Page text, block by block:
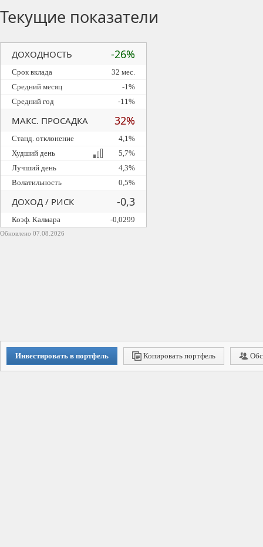
Текущие показатели
Обновлено 07.08.2026
ДОХОДНОСТЬ -26%
Срок вклада
32 мес.
Средний месяц
-1%
Средний год
-11%
МАКС. ПРОСАДКА 32%
Станд. отклонение
4,1%
Худший день
5,7%
Лучший день
4,3%
Волатильность
0,5%
ДОХОД / РИСК -0,3
Коэф. Калмара -0,0299
Инвестировать в портфель Копировать портфель